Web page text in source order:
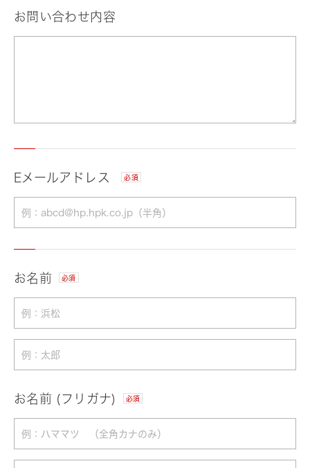
お問い合わせ内容
Eメールアドレス 必須
お名前 必須
お名前 (フリガナ) 必須